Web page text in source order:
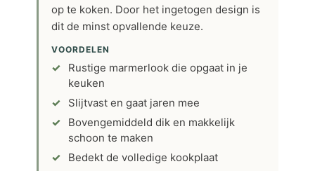
op te koken. Door het ingetogen design is
dit de minst opvallende keuze.
VOORDELEN
Rustige marmerlook die opgaat in je
keuken
Slijtvast en gaat jaren mee
Bovengemiddeld dik en makkelijk
schoon te maken
Bedekt de volledige kookplaat